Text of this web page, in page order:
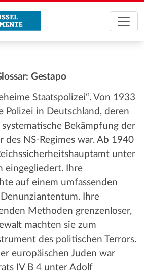
Gestapo
Staatspolizei“. Von 1933
Polizei in Deutschland, deren
Bekämpfung der
des NS-Regimes war. Ab 1940
unter
eingegliedert. Ihre
auf einem umfassenden
Ihre
Methoden grenzenloser,
machten sie zum
des politischen Terrors.
europäischen Juden war
IV B 4 unter Adolf